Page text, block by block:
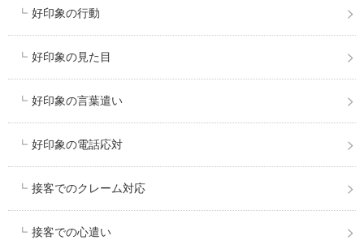
好印象の行動
好印象の見た目
好印象の言葉遣い
好印象の電話応対
接客でのクレーム対応
接客での心遣い